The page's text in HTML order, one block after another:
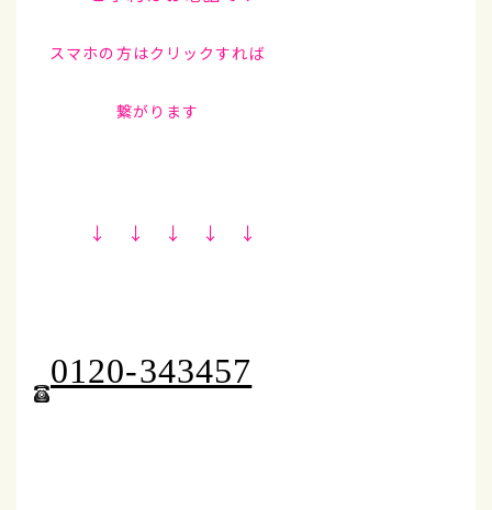
スマホの方はクリックすれば
繋がります
↓ ↓ ↓ ↓ ↓
0120-343457